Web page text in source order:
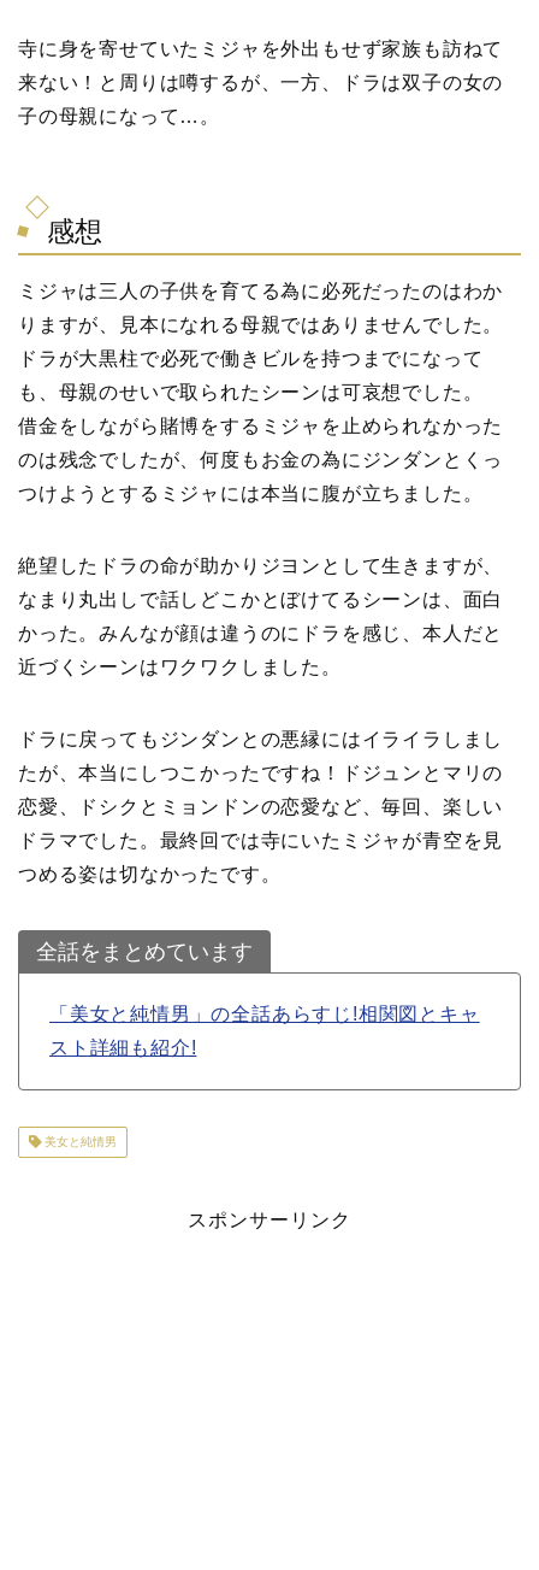
寺に身を寄せていたミジャを外出もせず家族も訪ねて
来ない！と周りは噂するが、一方、ドラは双子の女の
子の母親になって…。
感想
ミジャは三人の子供を育てる為に必死だったのはわか
りますが、見本になれる母親ではありませんでした。
ドラが大黒柱で必死で働きビルを持つまでになって
も、母親のせいで取られたシーンは可哀想でした。
借金をしながら賭博をするミジャを止められなかった
のは残念でしたが、何度もお金の為にジンダンとくっ
つけようとするミジャには本当に腹が立ちました。
絶望したドラの命が助かりジヨンとして生きますが、
なまり丸出しで話しどこかとぼけてるシーンは、面白
かった。みんなが顔は違うのにドラを感じ、本人だと
近づくシーンはワクワクしました。
ドラに戻ってもジンダンとの悪縁にはイライラしまし
たが、本当にしつこかったですね！ドジュンとマリの
恋愛、ドシクとミョンドンの恋愛など、毎回、楽しい
ドラマでした。最終回では寺にいたミジャが青空を見
つめる姿は切なかったです。
全話をまとめています
「美女と純情男」の全話あらすじ!相関図とキャ
スト詳細も紹介!
美女と純情男
スポンサーリンク